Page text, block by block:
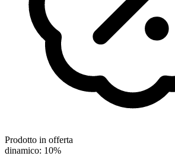
Prodotto in offerta
dinamico: 10%